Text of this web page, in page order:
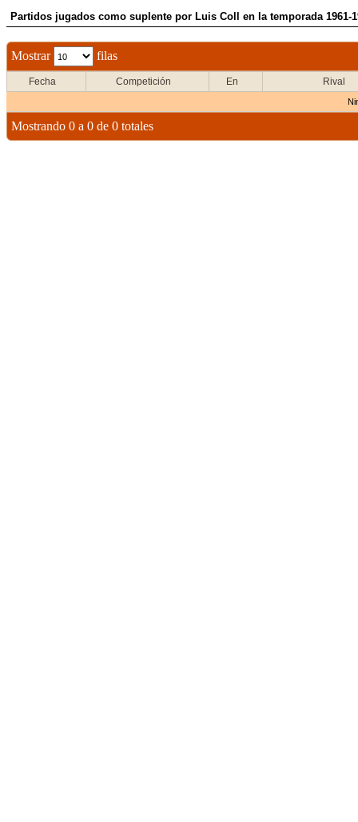
Partidos jugados como suplente por Luis Coll en la temporada 1961-
Mostrar filas
Fecha Competición En Rival
Mostrando 0 a 0 de 0 totales